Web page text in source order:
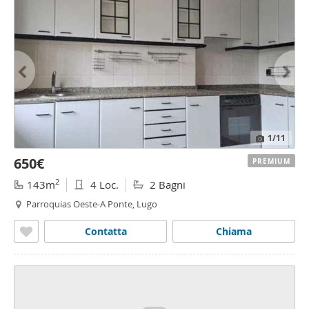
1/11
650€
143m2 4 Loc. 2 Bagni
Parroquias Oeste-A Ponte, Lugo
Chiama
Contatta
PREMIUM